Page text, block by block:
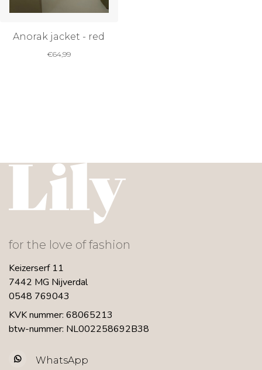
Anorak jacket - red
€64,99
for the love of fashion
Keizerserf 11
7442 MG Nijverdal
0548 769043
KVK nummer: 68065213
btw-nummer: NL002258692B38
WhatsApp